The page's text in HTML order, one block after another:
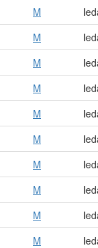
M
M
M
M
M
M
M
M
M
M